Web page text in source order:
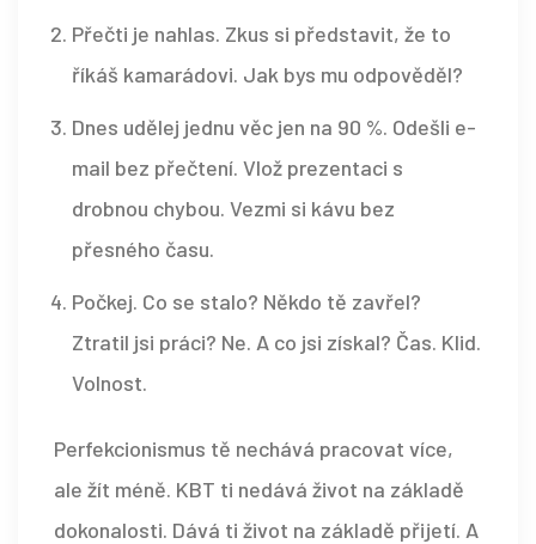
Přečti je nahlas. Zkus si představit, že to
říkáš kamarádovi. Jak bys mu odpověděl?
Dnes udělej jednu věc jen na 90 %. Odešli e-
mail bez přečtení. Vlož prezentaci s
drobnou chybou. Vezmi si kávu bez
přesného času.
Počkej. Co se stalo? Někdo tě zavřel?
Ztratil jsi práci? Ne. A co jsi získal? Čas. Klid.
Volnost.
Perfekcionismus tě nechává pracovat více,
ale žít méně. KBT ti nedává život na základě
dokonalosti. Dává ti život na základě přijetí. A